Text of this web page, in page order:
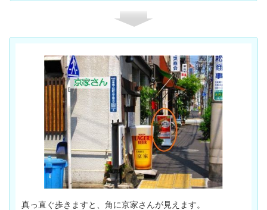
真っ直ぐ歩きますと、角に京家さんが見えます。